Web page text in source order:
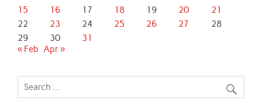
15
16 17 18 19 20
21
22
23 24 25 26 27
28
29
30
31
« Feb Apr »